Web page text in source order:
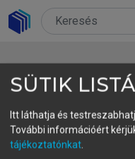
4.3.1.
SÜTIK
Itt láthatja és
További információért
tájékoztatónkat.